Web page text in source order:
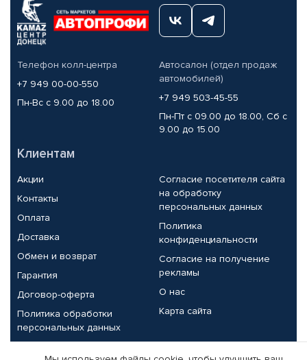
Телефон колл-центра
+7 949 00-00-550
Пн-Вс с 9.00 до 18.00
Автосалон (отдел продаж
автомобилей)
+7 949 503-45-55
Пн-Пт с 09.00 до 18.00, Сб с
9.00 до 15.00
Клиентам
Акции
Контакты
Оплата
Доставка
Обмен и возврат
Гарантия
Договор-оферта
Политика обработки
персональных данных
Согласие посетителя сайта
на обработку
персональных данных
Политика
конфиденциальности
Согласие на получение
рекламы
О нас
Карта сайта